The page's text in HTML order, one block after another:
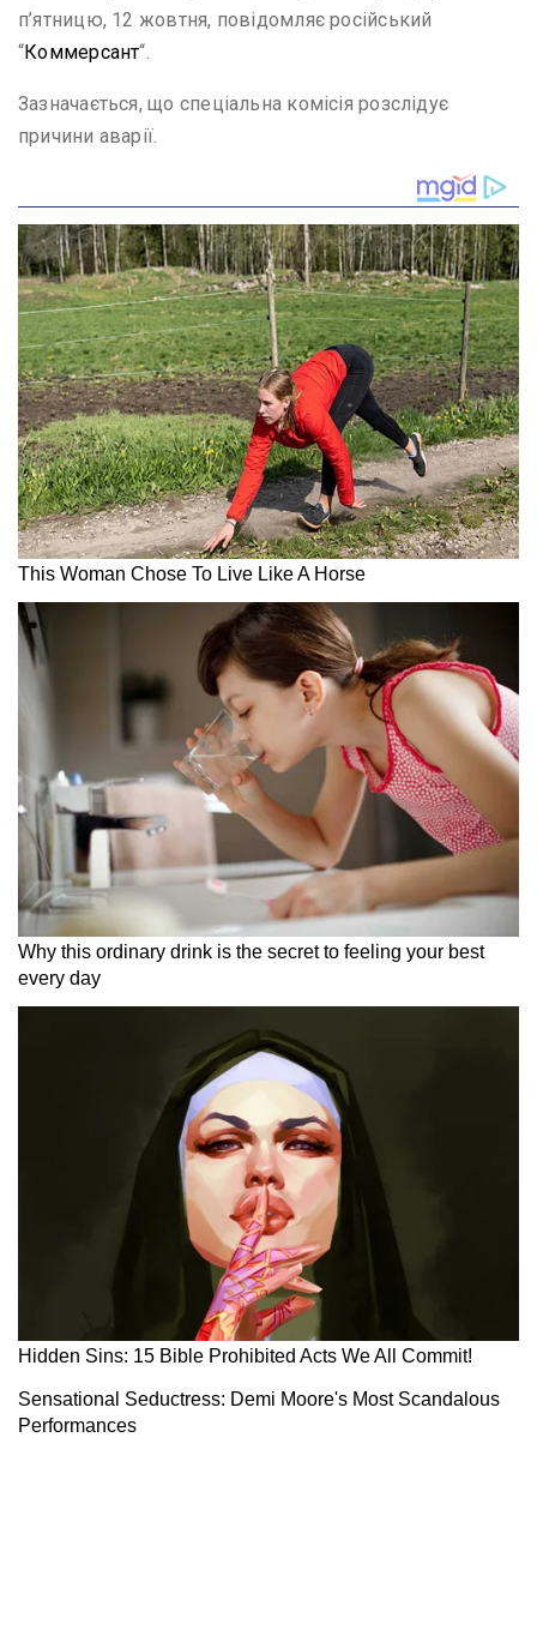
п’ятницю, 12 жовтня, повідомляє російський
“Коммерсант“.
Зазначається, що спеціальна комісія розслідує
причини аварії.